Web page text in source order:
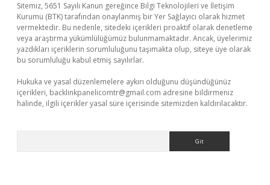
Sitemiz, 5651 Sayılı Kanun gereğince Bilgi Teknolojileri ve İletişim
Kurumu (BTK) tarafından onaylanmış bir Yer Sağlayıcı olarak hizmet
vermektedir. Bu nedenle, sitedeki içerikleri proaktif olarak denetleme
veya araştırma yükümlülüğümüz bulunmamaktadır. Ancak, üyelerimiz
yazdıkları içeriklerin sorumluluğunu taşımakta olup, siteye üye olarak
bu sorumluluğu kabul etmiş sayılırlar.
Hukuka ve yasal düzenlemelere aykırı olduğunu düşündüğünüz
içerikleri, backlinkpanelicomtr@gmail.com adresine bildirmeniz
halinde, ilgili içerikler yasal süre içerisinde sitemizden kaldırılacaktır.